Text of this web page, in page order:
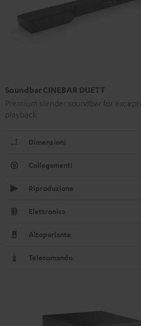
Soundbar CINEBAR DUETT
Premium slender soundbar for
playback
Dimensioni
Collegamenti
Riproduzione
Elettronica
Altoparlante
Telecomando